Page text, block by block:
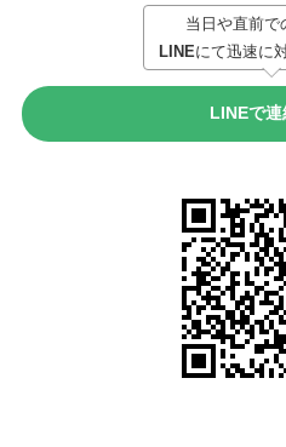
当日や直前で
LINEにて迅速に
LINEで連